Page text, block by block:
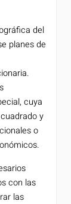
del
planes de
cuya
y
o
con las
las